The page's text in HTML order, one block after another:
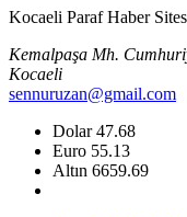
Kocaeli Paraf Haber
Kemalpaşa Mh.
Kocaeli
sennuruzan@gmail.com
Dolar47.68
Euro 55.13
Altın 6659.69